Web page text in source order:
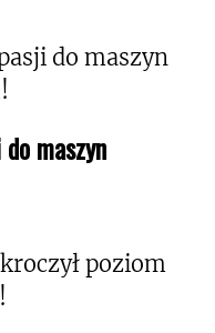
maszyn